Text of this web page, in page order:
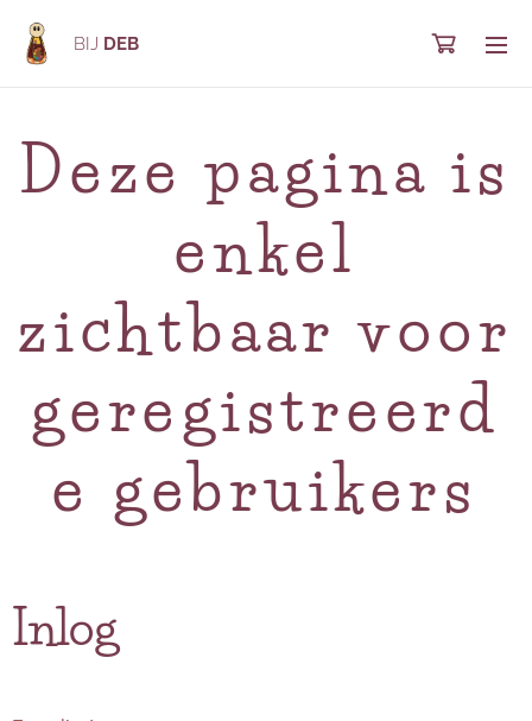
BIJ DEB
Deze pagina is
enkel
zichtbaar voor
geregistreerd
e gebruikers
Inlog